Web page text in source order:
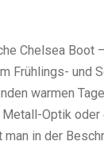
Chelsea Boot
Frühlings- und
warmen
Optik
in der